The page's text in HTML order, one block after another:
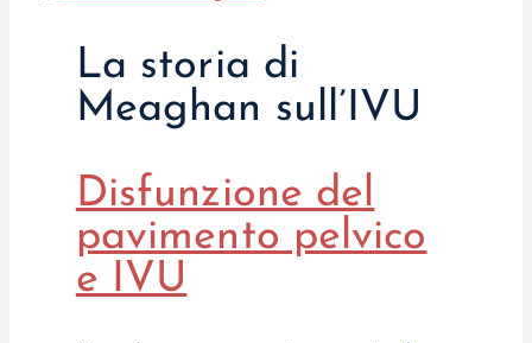
La storia di
Meaghan sull’IVU
Disfunzione del
pavimento pelvico
e IVU